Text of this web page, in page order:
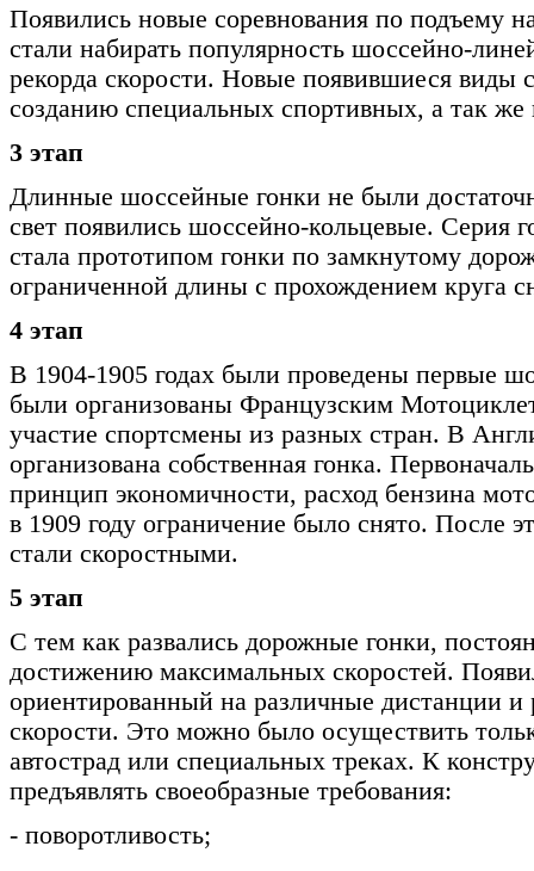
Появились новые соревнования по подъему
стали набирать популярность шоссейно-
рекорда скорости. Новые появившиеся виды
созданию специальных спортивных, а так
3 этап
Длинные шоссейные гонки не были
свет появились шоссейно-кольцевые. Серия
стала прототипом гонки по замкнутому
ограниченной длины с прохождением круга
4 этап
В 1904-1905 годах были проведены первые
были организованы Французским
участие спортсмены из разных стран. В
организована собственная гонка.
принцип экономичности, расход бензина
в 1909 году ограничение было снято. После
стали скоростными.
5 этап
С тем как развались дорожные гонки,
достижению максимальных скоростей.
ориентированный на различные дистанции и
скорости. Это можно было осуществить
автострад или специальных треках. К
предъявлять своеобразные требования:
- поворотливость;